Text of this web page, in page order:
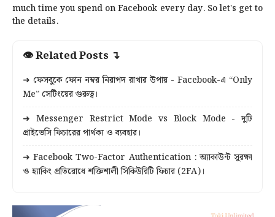
much time you spend on Facebook every day. So let's get to
the details.
👁 Related Posts ↴
➜ ফেসবুকে ফোন নম্বর নিরাপদ রাখার উপায় - Facebook-এ “Only
Me” সেটিংয়ের গুরুত্ব।
➜ Messenger Restrict Mode vs Block Mode - দুটি
প্রাইভেসি ফিচারের পার্থক্য ও ব্যবহার।
➜ Facebook Two-Factor Authentication : অ্যাকাউন্ট সুরক্ষা
ও হ্যাকিং প্রতিরোধে শক্তিশালী সিকিউরিটি ফিচার (2FA)।